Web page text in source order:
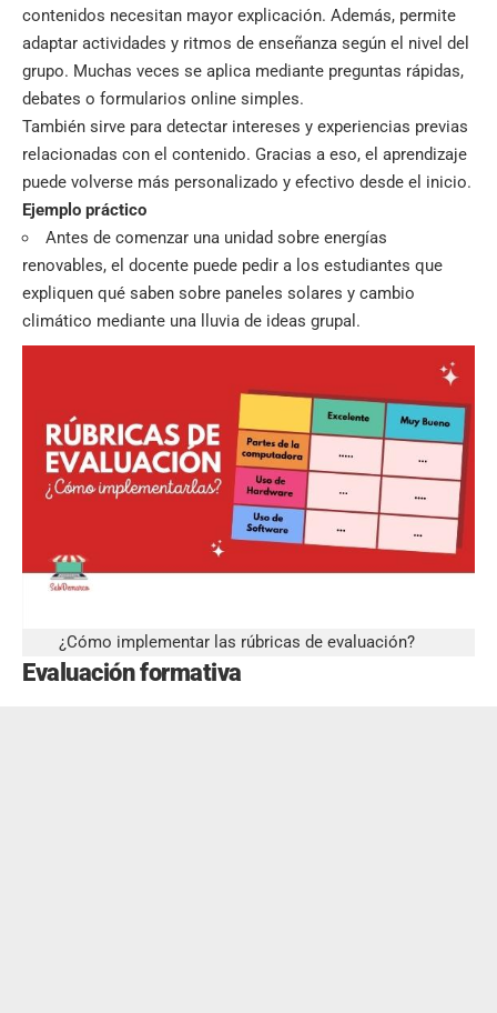
contenidos necesitan mayor explicación. Además, permite
adaptar actividades y ritmos de enseñanza según el nivel del
grupo. Muchas veces se aplica mediante preguntas rápidas,
debates o formularios online simples.
También sirve para detectar intereses y experiencias previas
relacionadas con el contenido. Gracias a eso, el aprendizaje
puede volverse más personalizado y efectivo desde el inicio.
Ejemplo práctico
Antes de comenzar una unidad sobre energías
renovables, el docente puede pedir a los estudiantes que
expliquen qué saben sobre paneles solares y cambio
climático mediante una lluvia de ideas grupal.
¿Cómo implementar las rúbricas de evaluación?
Evaluación formativa